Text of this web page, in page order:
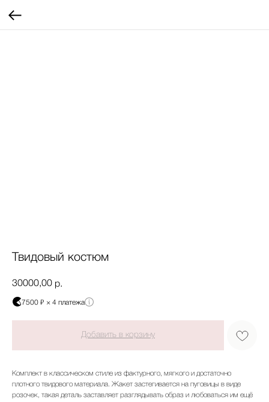
Твидовый костюм
30000,00 р.
7500 ₽ × 4 платежа
Добавить в корзину
Комплект в классическом стиле из фактурного, мягкого и достаточно
плотного твидового материала. Жакет застегивается на пуговицы в виде
розочек, такая деталь заставляет разглядывать образ и любоваться им ещё